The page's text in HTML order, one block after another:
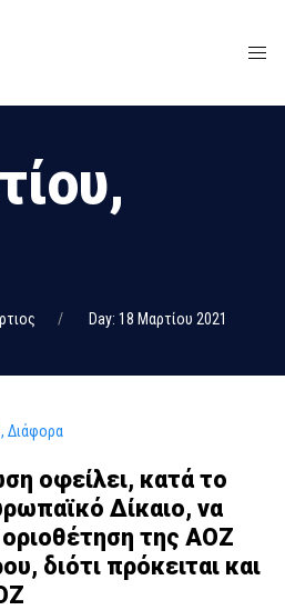
Day: 18 Μαρτίου 2021
Διάφορα
οφείλει, κατά το
Δίκαιο, να
της ΑΟΖ
διότι πρόκειται και